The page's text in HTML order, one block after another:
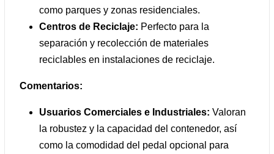
como parques y zonas residenciales.
Centros de Reciclaje: Perfecto para la
separación y recolección de materiales
reciclables en instalaciones de reciclaje.
Comentarios:
Usuarios Comerciales e Industriales: Valoran
la robustez y la capacidad del contenedor, así
como la comodidad del pedal opcional para